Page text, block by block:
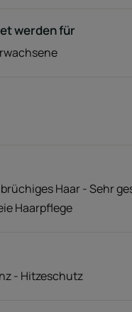
werden für
Haar - Sehr
Haarpflege
- Hitzeschutz